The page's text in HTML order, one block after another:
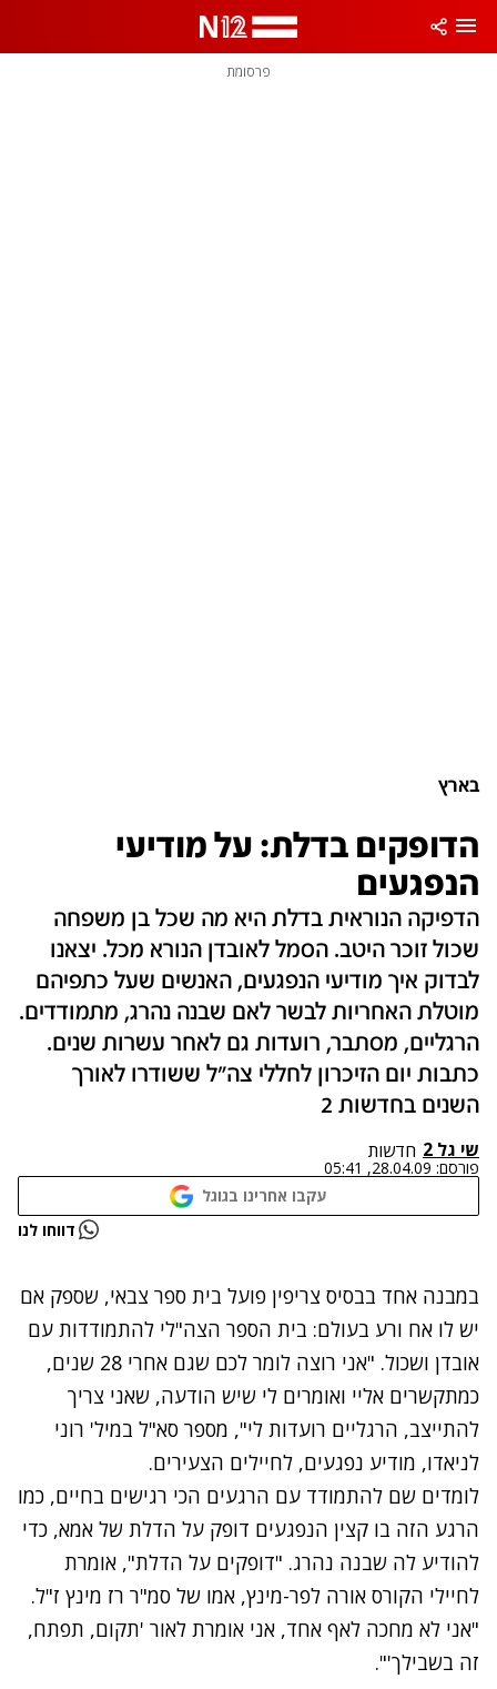
פרסומת
בארץ
הדופקים בדלת: על מודיעי
הנפגעים
הדפיקה הנוראית בדלת היא מה שכל בן משפחה
שכול זוכר היטב. הסמל לאובדן הנורא מכל. יצאנו
לבדוק איך מודיעי הנפגעים, האנשים שעל כתפיהם
מוטלת האחריות לבשר לאם שבנה נהרג, מתמודדים.
הרגליים, מסתבר, רועדות גם לאחר עשרות שנים.
כתבות יום הזיכרון לחללי צה"ל ששודרו לאורך
השנים בחדשות 2
שי גל 2 חדשות
פורסם: 28.04.09, 05:41
עקבו אחרינו בגוגל
נתקלנו בבעיה דווחו לנו
במבנה אחד בבסיס צריפין פועל בית ספר צבאי, שספק אם
יש לו אח ורע בעולם: בית הספר הצה"לי להתמודדות עם
אובדן ושכול. "אני רוצה לומר לכם שגם אחרי 28 שנים,
כמתקשרים אליי ואומרים לי שיש הודעה, שאני צריך
להתייצב, הרגליים רועדות לי", מספר סא"ל במיל' רוני
לניאדו, מודיע נפגעים, לחיילים הצעירים.
לומדים שם להתמודד עם הרגעים הכי רגישים בחיים, כמו
הרגע הזה בו קצין הנפגעים דופק על הדלת של אמא, כדי
להודיע לה שבנה נהרג. "דופקים על הדלת", אומרת
לחיילי הקורס אורה לפר-מינץ, אמו של סמ"ר רז מינץ ז"ל.
"אני לא מחכה לאף אחד, אני אומרת לאור 'תקום, תפתח,
זה בשבילך'".